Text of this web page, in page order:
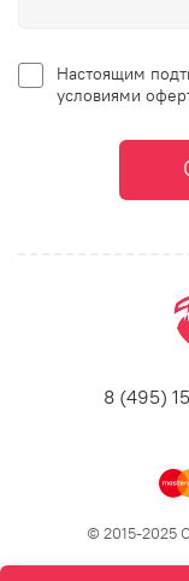
Настоящим
условиями
8 (495)
© 2015-2025